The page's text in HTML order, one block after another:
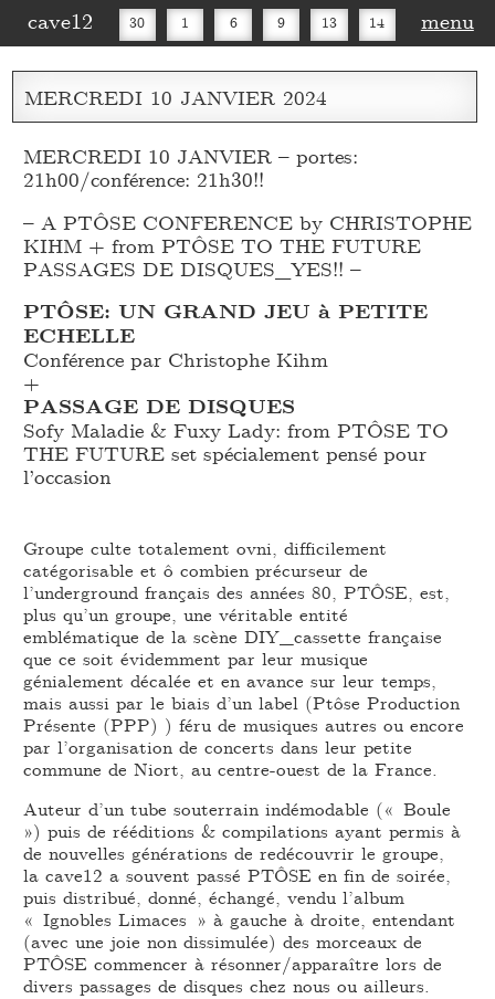
cave12 30 1 6 9 13 14
16 20 27 30
menu
MERCREDI 10 JANVIER 2024
MERCREDI 10 JANVIER – portes:
21h00/conférence: 21h30!!
– A PTÔSE CONFERENCE by CHRISTOPHE
KIHM + from PTÔSE TO THE FUTURE
PASSAGES DE DISQUES_YES!! –
PTÔSE: UN GRAND JEU à PETITE
ECHELLE
Conférence par Christophe Kihm
+
PASSAGE DE DISQUES
Sofy Maladie & Fuxy Lady: from PTÔSE TO
THE FUTURE set spécialement pensé pour
l’occasion
Groupe culte totalement ovni, difficilement
catégorisable et ô combien précurseur de
l’underground français des années 80, PTÔSE, est,
plus qu’un groupe, une véritable entité
emblématique de la scène DIY_cassette française
que ce soit évidemment par leur musique
génialement décalée et en avance sur leur temps,
mais aussi par le biais d’un label (Ptôse Production
Présente (PPP) ) féru de musiques autres ou encore
par l’organisation de concerts dans leur petite
commune de Niort, au centre-ouest de la France.
Auteur d’un tube souterrain indémodable (« Boule
») puis de rééditions & compilations ayant permis à
de nouvelles générations de redécouvrir le groupe,
la cave12 a souvent passé PTÔSE en fin de soirée,
puis distribué, donné, échangé, vendu l’album
« Ignobles Limaces » à gauche à droite, entendant
(avec une joie non dissimulée) des morceaux de
PTÔSE commencer à résonner/apparaître lors de
divers passages de disques chez nous ou ailleurs.